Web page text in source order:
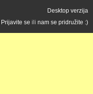
Desktop verzija
Prijavite se ili nam se pridružite :)